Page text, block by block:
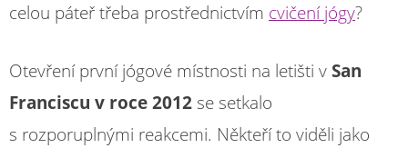
celou páteř třeba prostřednictvím cvičení jógy?
Otevření první jógové místnosti na letišti vSan
Franciscu v roce 2012 se setkalo
s rozporuplnými reakcemi. Někteří to viděli jako